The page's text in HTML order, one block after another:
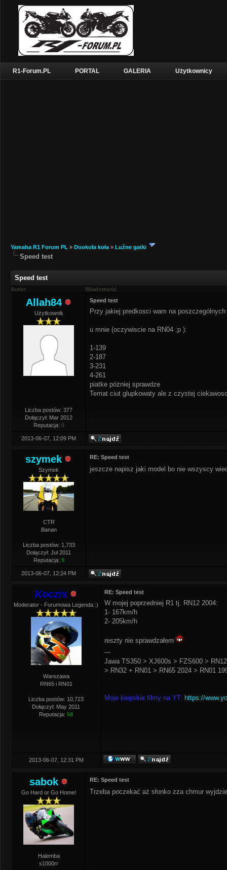
R1-Forum.PL PORTAL GALERIA Użytkownicy
Yamaha R1 Forum PL » Dookoła koła » Luźne gatki
Speed test
Speed test
Autor Wiadomość
Allah84
Użytkownik
Liczba postów: 377
Dołączył: Mar 2012
Reputacja: 0
Speed test
Przy jakiej predkosci wam na
u mnie (oczywiscie na RN04 ;p ):
1-139
2-187
3-231
4-261
piatke póżniej sprawdze
Temat ciut glupkowaty ale z czystej
2013-06-07, 12:09 PM
szymek
Szymek
CTR
Banan
Liczba postów: 1,733
Dołączył: Jul 2011
Reputacja: 9
RE: Speed test
jeszcze napisz jaki model bo nie wszyscy
2013-06-07, 12:24 PM
Koczis
Moderator - Forumowa Legenda :)
Warszawa
RN65 i RN01
Liczba postów: 10,723
Dołączył: May 2011
Reputacja: 58
RE: Speed test
W mojej poprzedniej R1 tj. RN12 2004:
1- 167km/h
2- 205km/h
reszty nie sprawdzałem
---
Jawa TS350 > XJ600s > FZS600 >
> RN32 + RN01 > RN65 2024 > RN01
Moje kiepskie filmy na YT: https://
2013-06-07, 12:31 PM
sabok
Go Hard or Go Home!
Halemba
s1000rr
RE: Speed test
Trzeba poczekać aż słonko zza chmur wyjdzie